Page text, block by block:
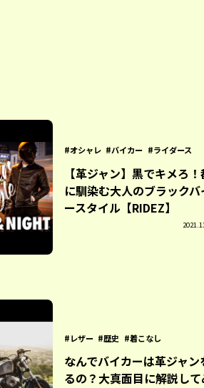
オシャレ バイカー ライダース
【革ジャン】黒でキメろ
に馴染む大人のブラックバ
ースタイル【RIDEZ】
レザー 歴史 着こなし
なんでバイカーは革ジャン
るの？大真面目に解説して